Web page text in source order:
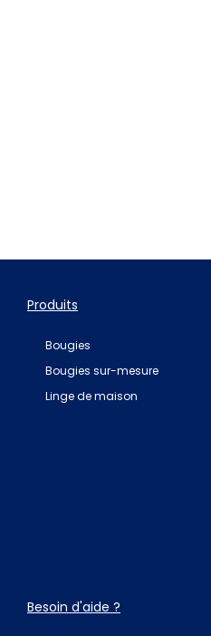
Produits
Bougies
Bougies sur-mesure
Linge de maison
Besoin d'aide ?